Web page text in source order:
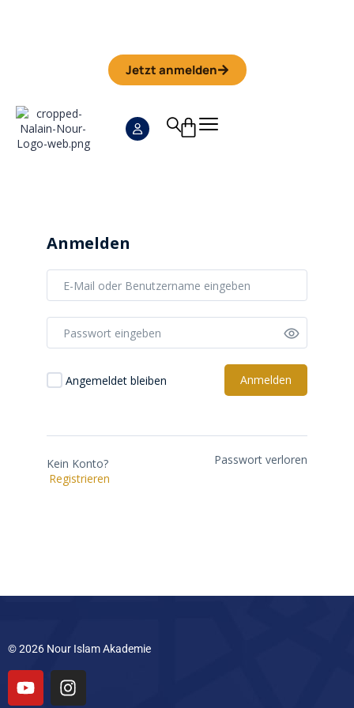
Jetzt anmelden
Anmelden
Angemeldet bleiben Anmelden
Kein Konto?
Registrieren
Passwort verloren
© 2026 Nour Islam Akademie